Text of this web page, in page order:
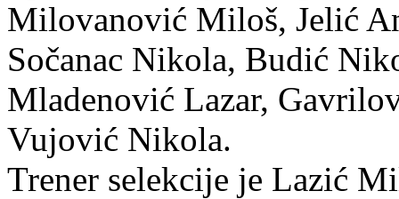
Milovanović Miloš, Jelić
Sočanac Nikola, Budić
Mladenović Lazar,
Vujović Nikola.
Trener selekcije je Lazić